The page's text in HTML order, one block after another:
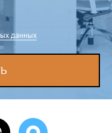
данных